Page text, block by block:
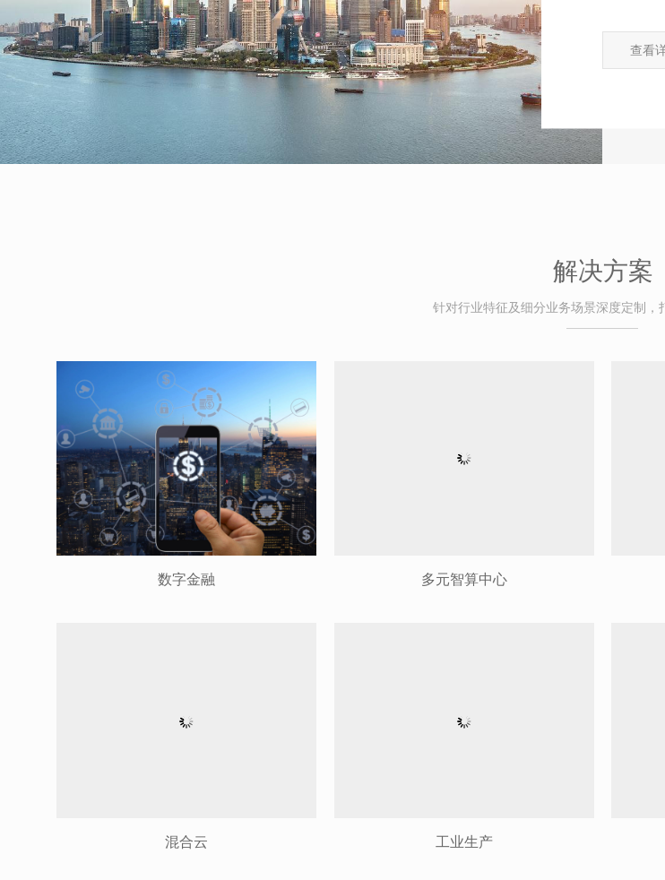
查看
解决方案
针对行业特征及细分业务场景深度定制，
数字金融 多元智算中心
混合云 工业生产